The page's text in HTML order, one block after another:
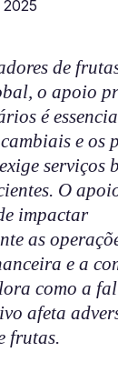
de
o apoio
é
e os
serviços
O
impactar
as
e a
como a
afeta
frutas.